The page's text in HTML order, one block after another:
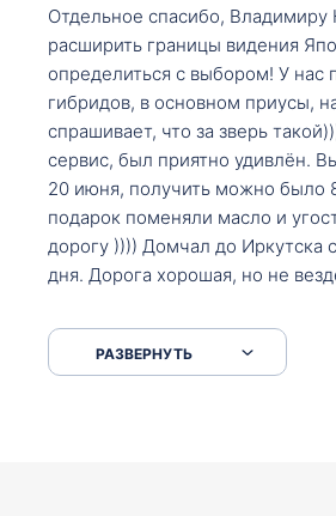
Отдельное спасибо, Владимиру
расширить границы видения
определиться с выбором! У нас
гибридов, в основном приусы,
спрашивает, что за зверь
сервис, был приятно удивлён.
20 июня, получить можно было
подарок поменяли масло и
дорогу )))) Домчал до Иркутска
дня. Дорога хорошая, но не
серпантинах по пути следования.
РАЗВЕРНУТЬ